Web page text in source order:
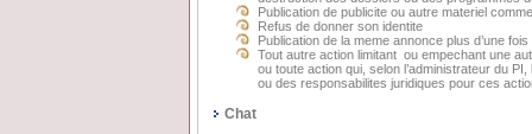
Publication de publicite ou autre materiel
Refus de donner son identite
Publication de la meme annonce plus d’une fois
Tout autre action limitant ou empechant une
ou toute action qui, selon l’administrateur du
ou des responsabilites juridiques pour ces
Chat